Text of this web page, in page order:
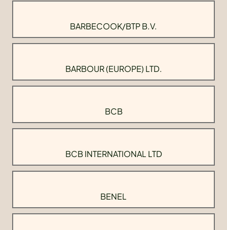
BARBECOOK/BTP B.V.
BARBOUR (EUROPE) LTD.
BCB
BCB INTERNATIONAL LTD
BENEL